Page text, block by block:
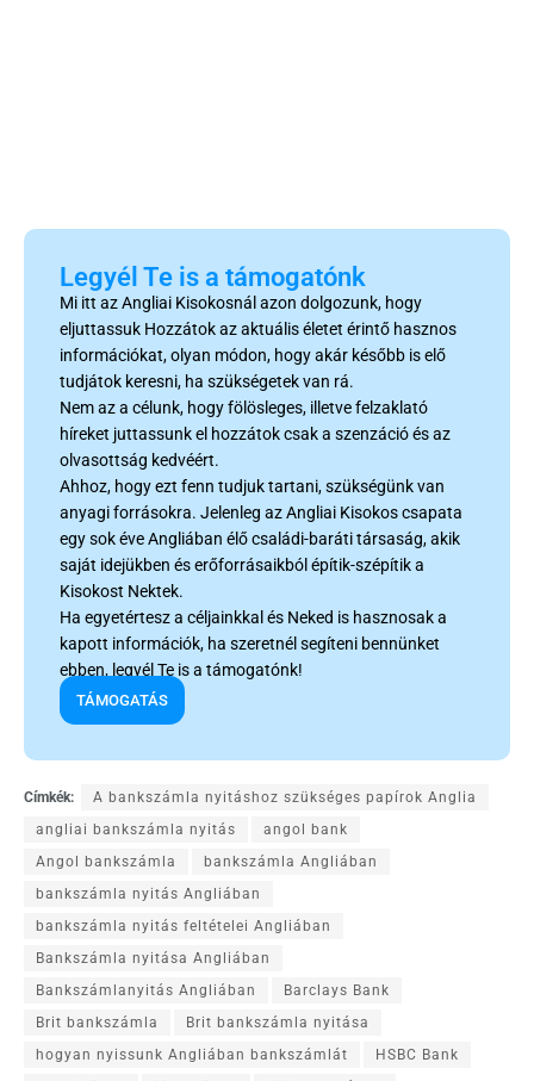
Legyél Te is a támogatónk
Mi itt az Angliai Kisokosnál azon dolgozunk, hogy
eljuttassuk Hozzátok az aktuális életet érintő hasznos
információkat, olyan módon, hogy akár később is elő
tudjátok keresni, ha szükségetek van rá.
Nem az a célunk, hogy fölösleges, illetve felzaklató
híreket juttassunk el hozzátok csak a szenzáció és az
olvasottság kedvéért.
Ahhoz, hogy ezt fenn tudjuk tartani, szükségünk van
anyagi forrásokra. Jelenleg az Angliai Kisokos csapata
egy sok éve Angliában élő családi-baráti társaság, akik
saját idejükben és erőforrásaikból építik-szépítik a
Kisokost Nektek.
Ha egyetértesz a céljainkkal és Neked is hasznosak a
kapott információk, ha szeretnél segíteni bennünket
ebben, legyél Te is a támogatónk!
TÁMOGATÁS
Címkék:
A bankszámla nyitáshoz szükséges papírok Anglia
angliai bankszámla nyitás
angol bank
Angol bankszámla
bankszámla Angliában
bankszámla nyitás Angliában
bankszámla nyitás feltételei Angliában
Bankszámla nyitása Angliában
Bankszámlanyitás Angliában
Barclays Bank
Brit bankszámla
Brit bankszámla nyitása
hogyan nyissunk Angliában bankszámlát
HSBC Bank